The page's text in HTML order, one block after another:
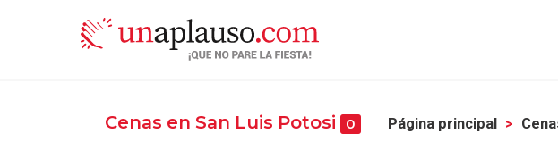
Cenas en San Luis Potosi 0 Página principal